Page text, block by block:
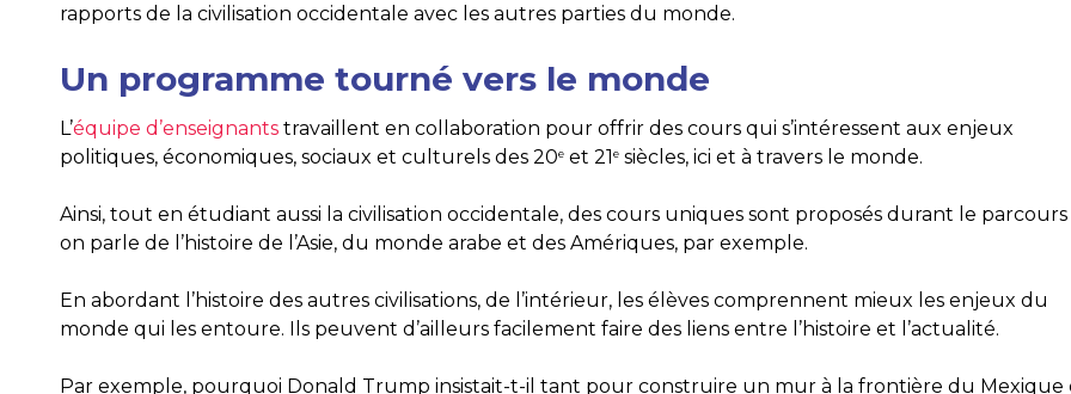
rapports de la civilisation occidentale avec les autres parties du monde.
Un programme tourné vers le monde
L’équipe d’enseignants travaillent en collaboration pour offrir des cours qui s’intéressent aux enjeux
politiques, économiques, sociaux et culturels des 20e et 21e siècles, ici et à travers le monde.
Ainsi, tout en étudiant aussi la civilisation occidentale, des cours uniques sont proposés durant le parcours
on parle de l’histoire de l’Asie, du monde arabe et des Amériques, par exemple.
En abordant l’histoire des autres civilisations, de l’intérieur, les élèves comprennent mieux les enjeux du
monde qui les entoure. Ils peuvent d’ailleurs facilement faire des liens entre l’histoire et l’actualité.
Par exemple, pourquoi Donald Trump insistait-t-il tant pour construire un mur à la frontière du Mexique